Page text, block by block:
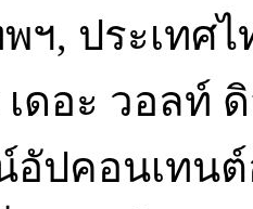
พฯ, ประเทศ
ดอะ วอลท์
อัปคอนเทน